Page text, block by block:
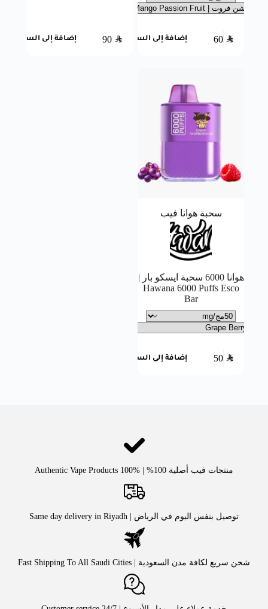
60 SAR إضافة إلى السلة 90 SAR إضافة إلى السلة
سحبة هوانا فيب
هوانا 6000 سحبة ايسكو بار |
Hawana 6000 Puffs Esco
Bar
50 SAR إضافة إلى السلة
منتجات فيب أصلية 100% | Authentic Vape Products 100%
توصيل بنفس اليوم في الرياض | Same day delivery in Riyadh
شحن سريع لكافة مدن السعودية | Fast Shipping To All Saudi Cities